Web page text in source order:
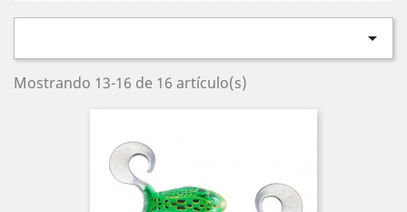

Mostrando 13-16 de 16 artículo(s)